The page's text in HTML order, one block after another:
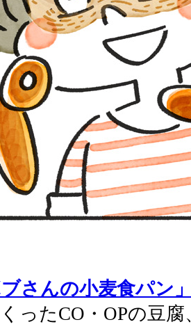
さんの小麦食パン
ったCO・OPの豆